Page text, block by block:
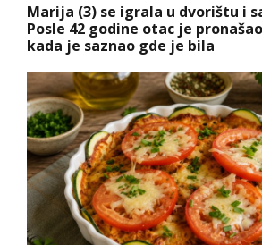
Marija (3) se igrala u dvorištu i
Posle 42 godine otac je
kada je saznao gde je bila